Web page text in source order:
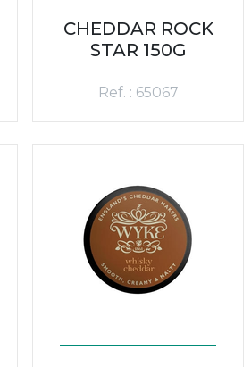
CHEDDAR ROCK
STAR 150G
Ref. : 65067